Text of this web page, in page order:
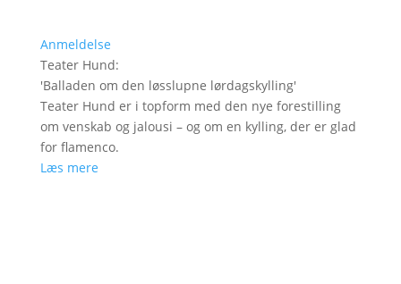
Anmeldelse
Teater Hund:
'Balladen om den løsslupne lørdagskylling'
Teater Hund er i topform med den nye forestilling
om venskab og jalousi – og om en kylling, der er glad
for flamenco.
Læs mere